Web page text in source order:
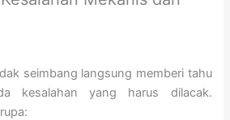
seimbang langsung memberi tahu
kesalahan yang harus dilacak.